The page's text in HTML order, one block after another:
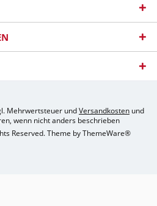
Mehrwertsteuer undVersandkosten und
wenn nicht anders beschrieben
Reserved. Theme byThemeWare®